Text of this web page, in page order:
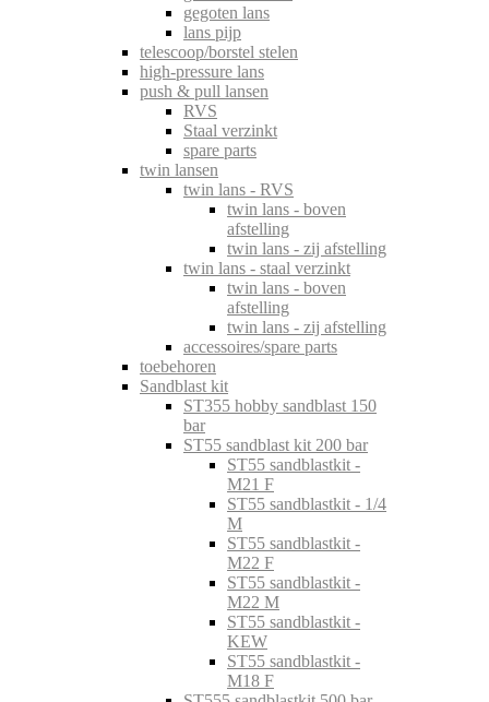
gegoten lans
lans pijp
telescoop/borstel stelen
high-pressure lans
push & pull lansen
RVS
Staal verzinkt
spare parts
twin lansen
twin lans - RVS
twin lans - boven
afstelling
twin lans - zij afstelling
twin lans - staal verzinkt
twin lans - boven
afstelling
twin lans - zij afstelling
accessoires/spare parts
toebehoren
Sandblast kit
ST355 hobby sandblast 150
bar
ST55 sandblast kit 200 bar
ST55 sandblastkit -
M21 F
ST55 sandblastkit - 1/4
M
ST55 sandblastkit -
M22 F
ST55 sandblastkit -
M22 M
ST55 sandblastkit -
KEW
ST55 sandblastkit -
M18 F